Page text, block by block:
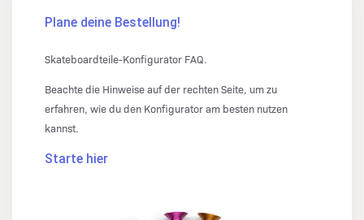
Plane deine Bestellung!
Skateboardteile-Konfigurator FAQ.
Beachte die Hinweise auf der rechten Seite, um zu
erfahren, wie du den Konfigurator am besten nutzen
kannst.
Starte hier